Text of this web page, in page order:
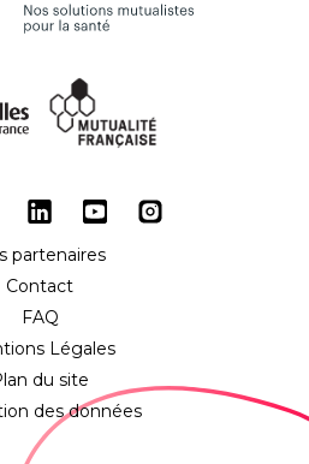
LinkedInYoutubeInstagram
partenaires
Contact
FAQ
Légales
du site
des données